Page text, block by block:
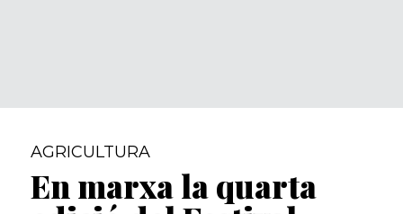
AGRICULTURA
En marxa la quarta